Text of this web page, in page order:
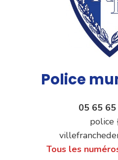
Police
05 65
police
Tous les